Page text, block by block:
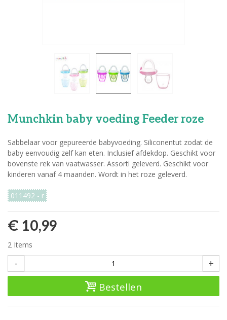
Munchkin baby voeding Feeder roze
Sabbelaar voor gepureerde babyvoeding. Siliconentut zodat de
baby eenvoudig zelf kan eten. Inclusief afdekdop. Geschikt voor
bovenste rek van vaatwasser. Assorti geleverd. Geschikt voor
kinderen vanaf 4 maanden. Wordt in het roze geleverd.
011492 - r
€ 10,99
2 Items
- +
Bestellen